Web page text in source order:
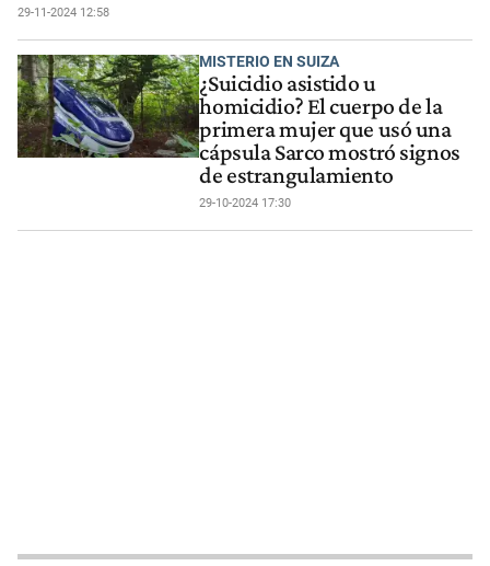
29-11-2024 12:58
MISTERIO EN SUIZA
¿Suicidio asistido u
homicidio? El cuerpo de la
primera mujer que usó una
cápsula Sarco mostró signos
de estrangulamiento
29-10-2024 17:30